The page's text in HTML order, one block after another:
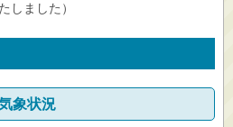
しました）
象状況